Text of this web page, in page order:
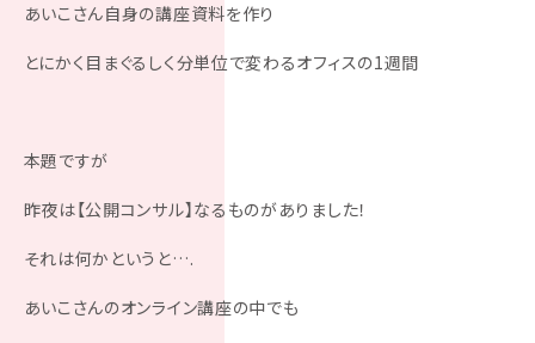
あいこさん自身の講座資料を作り
とにかく目まぐるしく分単位で変わるオフィスの1週間
本題ですが
昨夜は【公開コンサル】なるものがありました！
それは何かというと….
あいこさんのオンライン講座の中でも